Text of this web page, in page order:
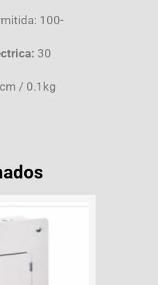
100-
30
/ 0.1kg